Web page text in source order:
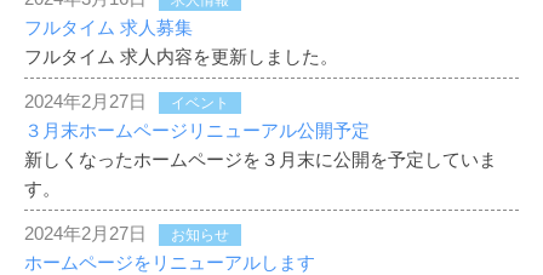
日
by
admin
フルタイム 求人募集
フルタイム 求人内容を更新しました。
2024年2月27日 イベント
３月末ホームページリニューアル公開予定
新しくなったホームページを３月末に公開を予定していま
す。
2024年2月27日 お知らせ
ホームページをリニューアルします